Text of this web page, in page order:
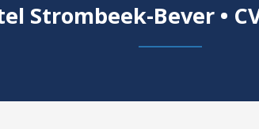
Strombeek-Bever •